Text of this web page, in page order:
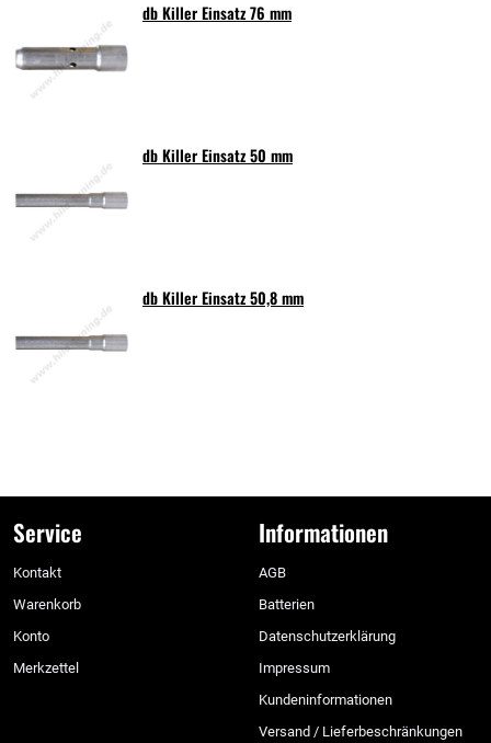
db Killer Einsatz 76 mm
db Killer Einsatz 50 mm
db Killer Einsatz 50,8 mm
Service
Kontakt
Warenkorb
Konto
Merkzettel
Informationen
AGB
Batterien
Datenschutzerklärung
Impressum
Kundeninformationen
Versand / Lieferbeschränkungen